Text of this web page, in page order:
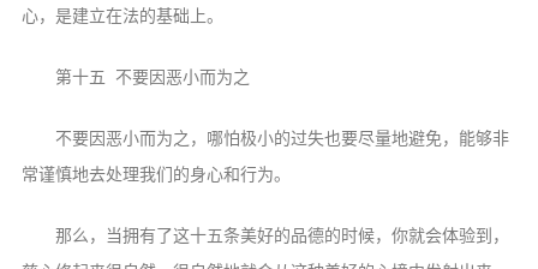
心，是建立在法的基础上。
第十五 不要因恶小而为之
不要因恶小而为之， 哪怕极小的过失也要尽量地避免，能够非
常谨慎地去处理我们的身心和行为。
那么，当拥有了这十五条美好的品德的时候，你就会体验到，